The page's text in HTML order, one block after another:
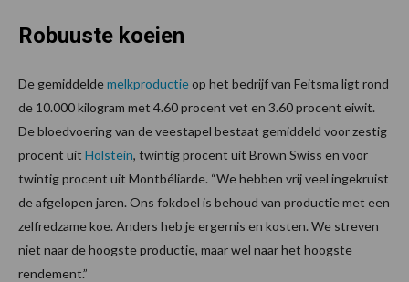
Robuuste koeien
De gemiddeldemelkproductieop het bedrijf van Feitsma ligt rond
de 10.000 kilogram met 4.60 procent vet en 3.60 procent eiwit.
De bloedvoering van de veestapel bestaat gemiddeld voor zestig
procent uit Holstein, twintig procent uit Brown Swiss en voor
twintig procent uit Montbéliarde. “We hebben vrij veel ingekruist
de afgelopen jaren. Ons fokdoel is behoud van productie met een
zelfredzame koe. Anders heb je ergernis en kosten. We streven
niet naar de hoogste productie, maar wel naar het hoogste
rendement.”